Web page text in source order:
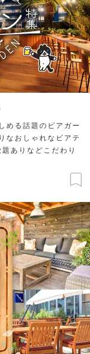
める話題のビアガー
なおしゃれなビアテ
ありなどこだわり